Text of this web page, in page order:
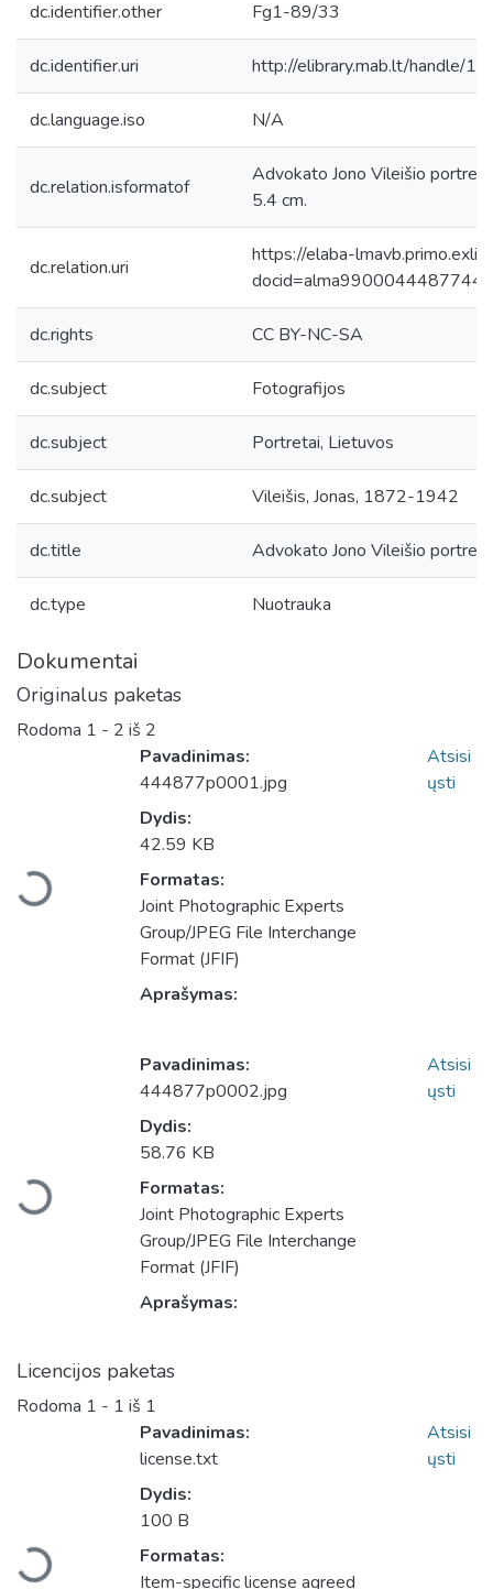
dc.identifier.other Fg1-89/33
dc.identifier.uri http://elibrary.mab.lt/handle/1/
dc.language.iso N/A
dc.relation.isformatof
Advokato Jono Vileišio
5.4 cm.
dc.relation.uri
https://elaba-
dc.rights CC BY-NC-SA
dc.subject Fotografijos
dc.subject Portretai, Lietuvos
dc.subject Vileišis, Jonas, 1872-1942
dc.title Advokato Jono Vileišio
dc.type Nuotrauka
Dokumentai
Originalus paketas
Rodoma 1 - 2 iš 2
Įkeliama...
Pavadinimas:
444877p0001.jpg
Dydis:
42.59 KB
Formatas:
Joint Photographic Experts
Group/JPEG File Interchange
Format (JFIF)
Aprašymas:
Atsisi
ųsti
Įkeliama...
Pavadinimas:
444877p0002.jpg
Dydis:
58.76 KB
Formatas:
Joint Photographic Experts
Group/JPEG File Interchange
Format (JFIF)
Aprašymas:
Atsisi
ųsti
Licencijos paketas
Rodoma 1 - 1 iš 1
Įkeliama...
Pavadinimas:
license.txt
Dydis:
100 B
Formatas:
Item-specific license agreed
Atsisi
ųsti